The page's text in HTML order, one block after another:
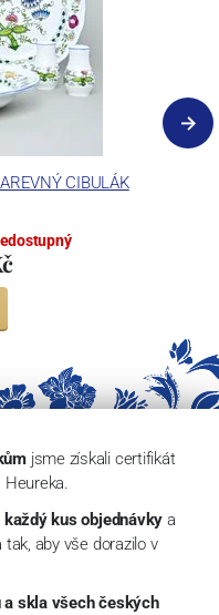
CIBULÁK
jsme získali certifikát
Heureka.
kus objednávky a
aby vše dorazilo v
skla všech českých